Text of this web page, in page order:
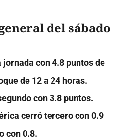
del sábado
con 4.8 puntos de
de 12 a 24 horas.
con 3.8 puntos.
cerró tercero con 0.9
con 0.8.